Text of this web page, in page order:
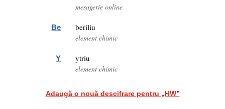
mesagerie online
Be beriliu
element chimic
Y ytriu
element chimic
Adaugă o nouă descifrare pentru „HW”